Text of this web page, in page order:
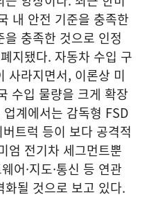
내 안전 기준을 충족한
충족한 것으로 인정
지됐다. 자동차 수입 구
사라지면서, 이론상 미
수입 물량을 크게 확장
계에서는 감독형 FSD
트럭 등이 보다 공격적
엄 전기차 세그먼트뿐
어·지도·통신 등 연관
될 것으로 보고 있다.